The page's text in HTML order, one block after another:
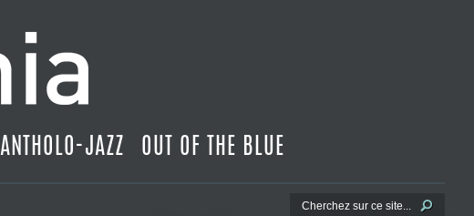
ANTHOLO-JAZZ OUT OF THE BLUE